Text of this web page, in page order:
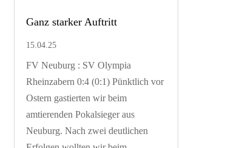
Ganz starker Auftritt
15.04.25
FV Neuburg : SV Olympia
Rheinzabern 0:4 (0:1) Pünktlich vor
Ostern gastierten wir beim
amtierenden Pokalsieger aus
Neuburg. Nach zwei deutlichen